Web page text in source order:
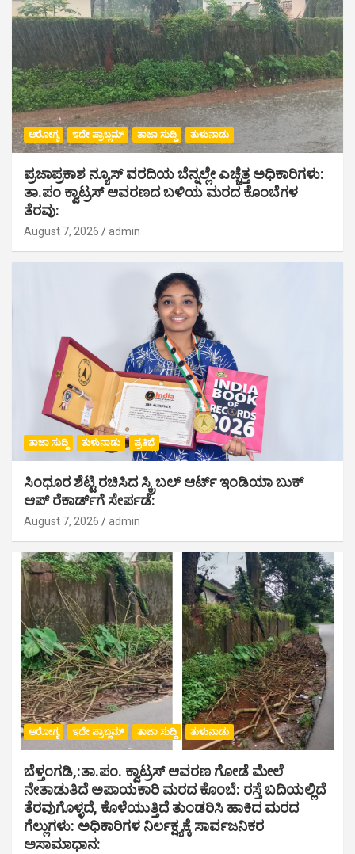
ಆರೋಗ್ಯ ಇದೇ ಪ್ರಾಬ್ಲಮ್ ತಾಜಾ ಸುದ್ದಿ ತುಳುನಾಡು
ಪ್ರಜಾಪ್ರಕಾಶ ನ್ಯೂಸ್ ವರದಿಯ ಬೆನ್ನಲ್ಲೇ ಎಚ್ಚೆತ್ತ ಅಧಿಕಾರಿಗಳು:
ತಾ.ಪಂ ಕ್ವಾಟ್ರಸ್ ಆವರಣದ ಬಳಿಯ ಮರದ ಕೊಂಬೆಗಳ
ತೆರವು:
August 7, 2026 admin
ತಾಜಾ ಸುದ್ದಿ ತುಳುನಾಡು ಪ್ರತಿಭೆ
ಸಿಂಧೂರ ಶೆಟ್ಟಿ ರಚಿಸಿದ ಸ್ಕ್ರಿಬಲ್ ಆರ್ಟ್ ಇಂಡಿಯಾ ಬುಕ್
ಆಪ್ ರೆಕಾರ್ಡ್‌ಗೆ ಸೇರ್ಪಡೆ:
August 7, 2026 admin
ಆರೋಗ್ಯ ಇದೇ ಪ್ರಾಬ್ಲಮ್ ತಾಜಾ ಸುದ್ದಿ ತುಳುನಾಡು
ಬೆಳ್ತಂಗಡಿ,:ತಾ.ಪಂ‌. ಕ್ವಾಟ್ರಸ್ ಆವರಣ ಗೋಡೆ ಮೇಲೆ
ನೇತಾಡುತಿದೆ ಅಪಾಯಕಾರಿ ಮರದ ಕೊಂಬೆ: ರಸ್ತೆ ಬದಿಯಲ್ಲಿದೆ
ತೆರವುಗೊಳ್ಳದೆ, ಕೊಳೆಯುತ್ತಿದೆ ತುಂಡರಿಸಿ ಹಾಕಿದ ಮರದ
ಗೆಲ್ಲುಗಳು: ಅಧಿಕಾರಿಗಳ ನಿರ್ಲಕ್ಷ್ಯಕ್ಕೆ ಸಾರ್ವಜನಿಕರ
ಅಸಾಮಾಧಾನ: